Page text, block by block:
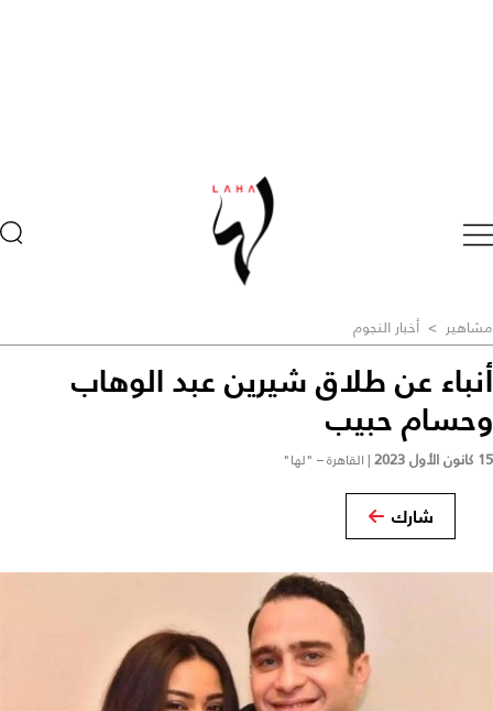
مشاهير > أخبار النجوم
أنباء عن طلاق شيرين عبد الوهاب
وحسام حبيب
15 كانون الأول 2023 | القاهرة – "لها"
شارك